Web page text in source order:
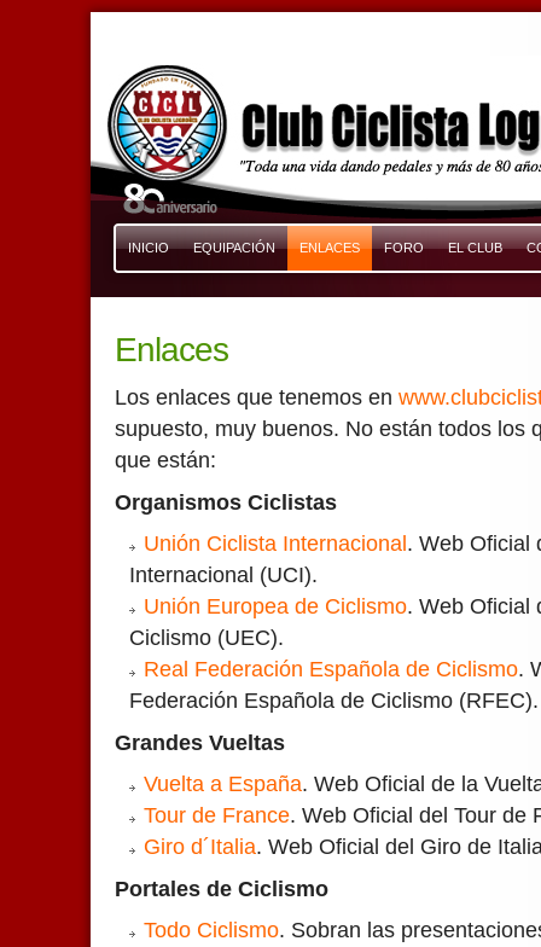
INICIO EQUIPACIÓN ENLACES FORO EL CLUB
Enlaces
Los enlaces que tenemos en
supuesto, muy buenos. No están todos los
que están:
Organismos Ciclistas
Unión Ciclista Internacional. Web Oficial
Internacional (UCI).
Unión Europea de Ciclismo. Web Oficial
Ciclismo (UEC).
Real Federación Española de Ciclismo.
Federación Española de Ciclismo (RFEC).
Grandes Vueltas
Vuelta a España. Web Oficial de la
Tour de France. Web Oficial del Tour de
Giro d´Italia. Web Oficial del Giro de
Portales de Ciclismo
Todo Ciclismo. Sobran las